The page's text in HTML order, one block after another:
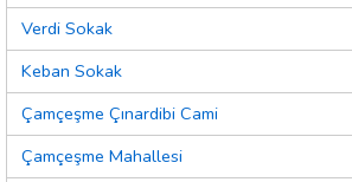
Verdi Sokak
Keban Sokak
Çamçeşme Çınardibi Cami
Çamçeşme Mahallesi